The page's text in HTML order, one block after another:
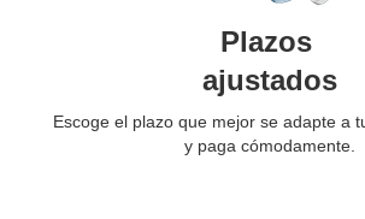
Plazos
ajustados
Escoge el plazo que mejor se adapte a
y paga cómodamente.